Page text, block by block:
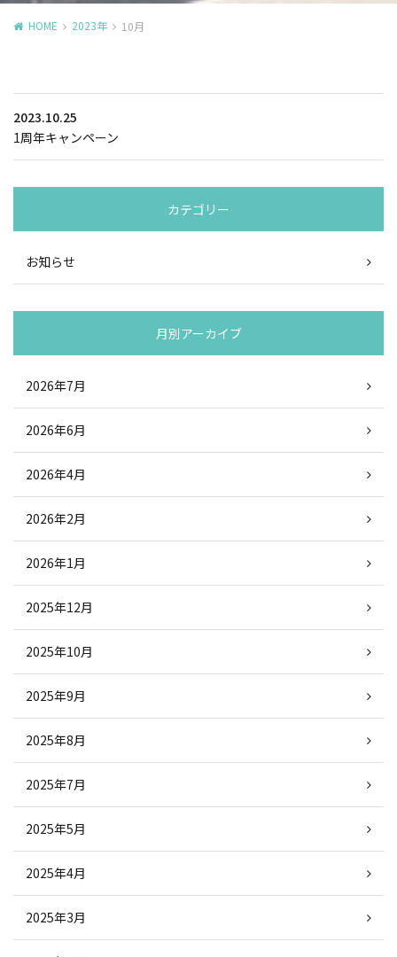
HOME 2023年 10月
2023.10.25
1周年キャンペーン
カテゴリー
お知らせ
月別アーカイブ
2026年7月
2026年6月
2026年4月
2026年2月
2026年1月
2025年12月
2025年10月
2025年9月
2025年8月
2025年7月
2025年5月
2025年4月
2025年3月